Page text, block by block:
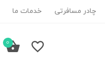
چادر مسافرتی خدمات ما
0